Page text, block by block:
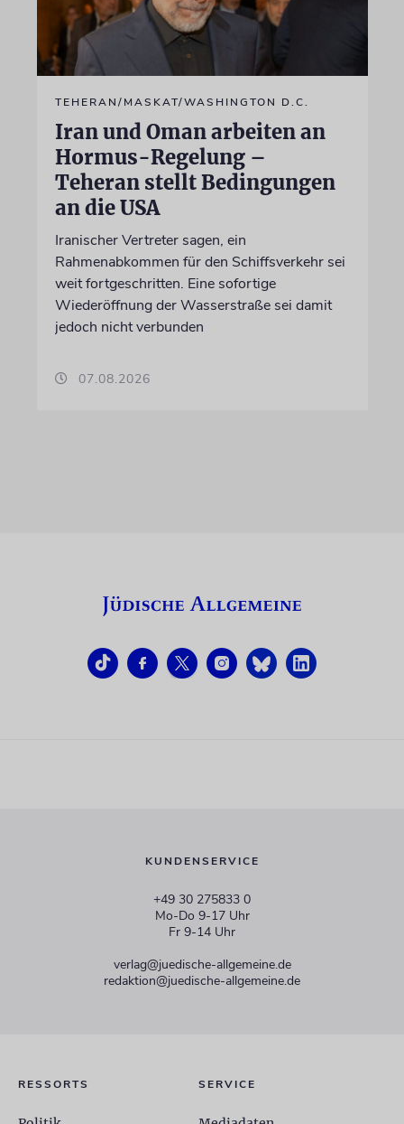
TEHERAN/MASKAT/WASHINGTON D.C.
Iran und Oman arbeiten an
Hormus-Regelung –
Teheran stellt Bedingungen
an die USA
Iranischer Vertreter sagen, ein
Rahmenabkommen für den Schiffsverkehr sei
weit fortgeschritten. Eine sofortige
Wiederöffnung der Wasserstraße sei damit
jedoch nicht verbunden
07.08.2026
KUNDENSERVICE
+49 30 275833 0
Mo-Do 9-17 Uhr
Fr 9-14 Uhr
verlag@juedische-allgemeine.de
redaktion@juedische-allgemeine.de
RESSORTS SERVICE